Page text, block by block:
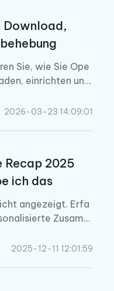
Download,
Sie, wie Sie Ope
einrichten und
2026-03-23 14:09:01
Recap 2025
ich das
angezeigt. Erfa
Zusamm
Lernen Sie jet
2025-12-11 12:01:59